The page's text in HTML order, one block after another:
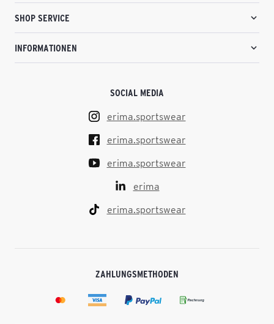
SHOP SERVICE
INFORMATIONEN
SOCIAL MEDIA
erima.sportswear
erima.sportswear
erima.sportswear
erima
erima.sportswear
ZAHLUNGSMETHODEN